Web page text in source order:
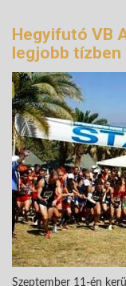
Hegyifutó VB
legjobb tízben
Szeptember 11-én